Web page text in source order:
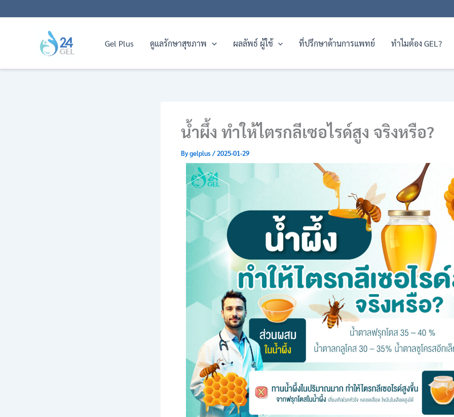
to
Gel Plus
ดูแลรักษาสุขภาพ ผลลัพธ์ ผู้ใช้ ที่ปรึกษาด้านการแพทย์ ทำไมต้อง GEL?
น้ำผึ้ง ทำให้ไตรกลีเซอไรด์สูง จริงหรือ?
Bygelplus/2025-01-29